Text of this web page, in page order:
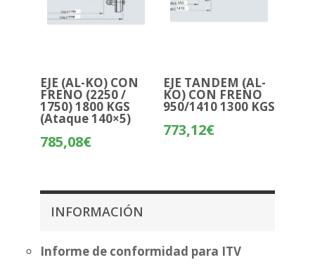
EJE (AL-KO) CON
FRENO (2250 /
1750) 1800 KGS
(Ataque 140×5)
785,08€
EJE TANDEM (AL-
KO) CON FRENO
950/1410 1300 KGS
773,12€
INFORMACIÓN
Informe de conformidad para ITV